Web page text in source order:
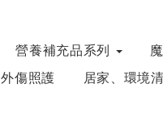
營養補充品系列
外傷照護 居家、環境